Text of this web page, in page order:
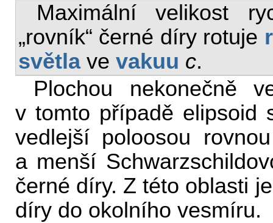
Maximální velikost
„rovník“ černé díry rotuje
světlave vakuu c.
Plochou nekonečně
v tomto případě
vedlejší poloosou
a menší
černé díry. Z této oblasti
díry do okolního vesmíru.